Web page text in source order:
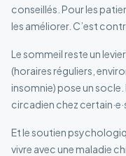
conseillés. Pour les
les améliorer. C’est
Le sommeil reste un
(horaires réguliers,
insomnie) pose un
circadien chez
Et le soutien
vivre avec une maladie